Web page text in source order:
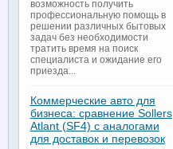
возможность получить
профессиональную помощь в
решении различных бытовых
задач без необходимости
тратить время на поиск
специалиста и ожидание его
приезда...
Коммерческие авто для
бизнеса: сравнение Sollers
Atlant (SF4) с аналогами
для доставок и перевозок